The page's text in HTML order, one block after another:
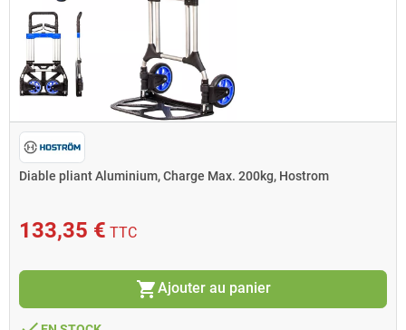
Diable pliant Aluminium, Charge Max. 200kg, Hostrom
133,35 € TTC
shopping_cartAjouter au panier